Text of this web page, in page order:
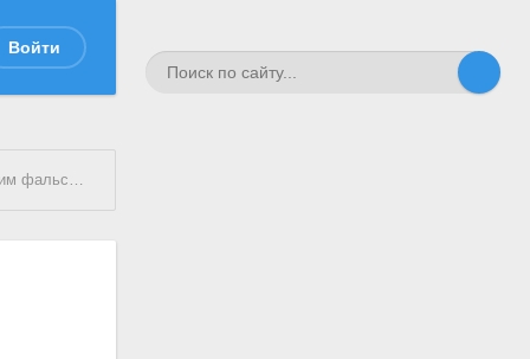
Войти
идеи